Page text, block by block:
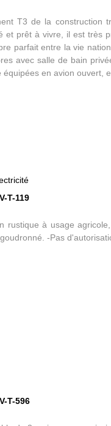
T3 de la construction
et prêt à vivre, il est très
parfait entre la vie
avec salle de bain
équipées en avion ouvert,
T-119
rustique à usage
-Pas
T-596